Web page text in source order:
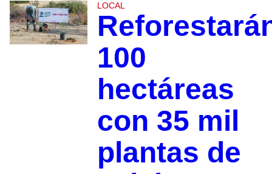
LOCAL
100
hectáreas
con 35 mil
plantas de